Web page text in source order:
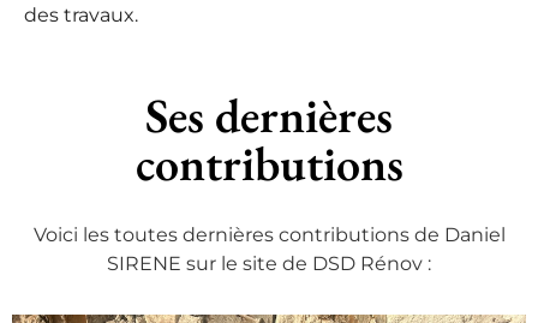
des travaux.
Ses dernières
contributions
Voici les toutes dernières contributions de Daniel
SIRENE sur le site de DSD Rénov :